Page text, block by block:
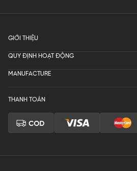
GIỚI THIỆU
QUY ĐỊNH HOẠT ĐỘNG
MANUFACTURE
THANH TOÁN